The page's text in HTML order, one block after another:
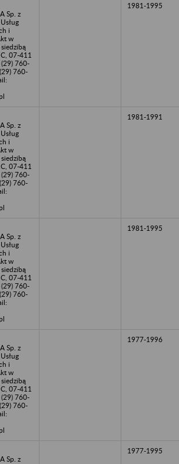
Sp. z
i
w
07-411
(29) 760-
760-
1981-1995
Sp. z
i
w
07-411
(29) 760-
760-
1981-1991
Sp. z
i
w
07-411
(29) 760-
760-
1981-1995
Sp. z
i
w
07-411
(29) 760-
760-
1977-1996
Sp. z
1977-1995